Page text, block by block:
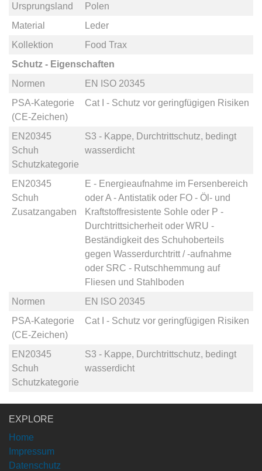
Ursprungsland
Polen
Material
Leder
Kollektion
Food Trax
Schutz - Eigenschaften
Normen
EN ISO 20345
PSA-Kategorie
(CE-Zeichen)
Cat I - Schutz vor geringfügigen Risiken
EN20345
Schuh
Schutzkategorie
S3 - Kappe, Durchtrittschutz, bedingt
wasserdicht
EN20345
Schuh
Zusatzangaben
E - Energieaufnahme im Fersenbereich
oderA - Antistatikoder FO - Öl- und
Kraftstoffresistente Sohle oder P -
Durchtrittsicherheitoder WRU -
Beständigkeit des Schuhoberteils
gegen Wasserdurchtritt / -aufnahme
oder SRC - Rutschhemmung auf
Fliesen und Stahlboden
Normen
EN ISO 20345
PSA-Kategorie
(CE-Zeichen)
Cat I - Schutz vor geringfügigen Risiken
EN20345
Schuh
Schutzkategorie
S3 - Kappe, Durchtrittschutz, bedingt
wasserdicht
EXPLORE
Home
Impressum
Datenschutz